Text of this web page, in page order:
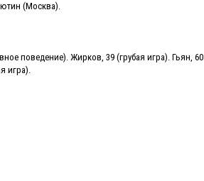
(Москва).
поведение). Жирков, 39 (грубая игра). Гьян, 60
игра).